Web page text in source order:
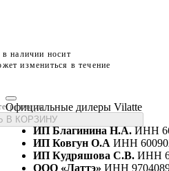
наличии носит
измениться в течение
размеры
В КОРЗИНУ
Официальные дилеры Vilatte
ИП Благинина Н.А.ИНН
ИП Ковгун О.А ИНН
ИП Кудряшова С.В. ИНН
ООО «Латтэ» ИНН